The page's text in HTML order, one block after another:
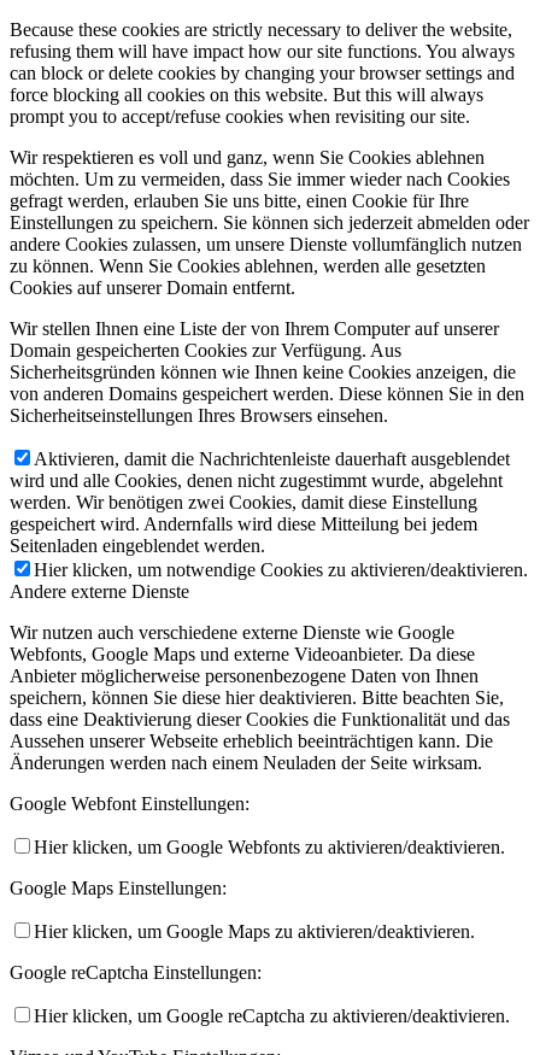
Because these cookies are strictly necessary to deliver the website,
refusing them will have impact how our site functions. You always
can block or delete cookies by changing your browser settings and
force blocking all cookies on this website. But this will always
prompt you to accept/refuse cookies when revisiting our site.
Wir respektieren es voll und ganz, wenn Sie Cookies ablehnen
möchten. Um zu vermeiden, dass Sie immer wieder nach Cookies
gefragt werden, erlauben Sie uns bitte, einen Cookie für Ihre
Einstellungen zu speichern. Sie können sich jederzeit abmelden oder
andere Cookies zulassen, um unsere Dienste vollumfänglich nutzen
zu können. Wenn Sie Cookies ablehnen, werden alle gesetzten
Cookies auf unserer Domain entfernt.
Wir stellen Ihnen eine Liste der von Ihrem Computer auf unserer
Domain gespeicherten Cookies zur Verfügung. Aus
Sicherheitsgründen können wie Ihnen keine Cookies anzeigen, die
von anderen Domains gespeichert werden. Diese können Sie in den
Sicherheitseinstellungen Ihres Browsers einsehen.
Aktivieren, damit die Nachrichtenleiste dauerhaft ausgeblendet
wird und alle Cookies, denen nicht zugestimmt wurde, abgelehnt
werden. Wir benötigen zwei Cookies, damit diese Einstellung
gespeichert wird. Andernfalls wird diese Mitteilung bei jedem
Seitenladen eingeblendet werden.
Hier klicken, um notwendige Cookies zu aktivieren/deaktivieren.
Andere externe Dienste
Wir nutzen auch verschiedene externe Dienste wie Google
Webfonts, Google Maps und externe Videoanbieter. Da diese
Anbieter möglicherweise personenbezogene Daten von Ihnen
speichern, können Sie diese hier deaktivieren. Bitte beachten Sie,
dass eine Deaktivierung dieser Cookies die Funktionalität und das
Aussehen unserer Webseite erheblich beeinträchtigen kann. Die
Änderungen werden nach einem Neuladen der Seite wirksam.
Google Webfont Einstellungen:
Hier klicken, um Google Webfonts zu aktivieren/deaktivieren.
Google Maps Einstellungen:
Hier klicken, um Google Maps zu aktivieren/deaktivieren.
Google reCaptcha Einstellungen:
Hier klicken, um Google reCaptcha zu aktivieren/deaktivieren.